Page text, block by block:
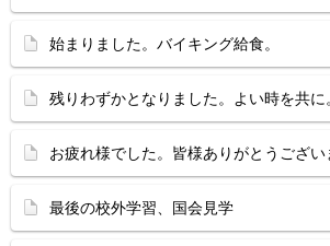
始まりました。バイキング給食。
残りわずかとなりました。よい時を共に
お疲れ様でした。皆様ありがとうござい
最後の校外学習、国会見学